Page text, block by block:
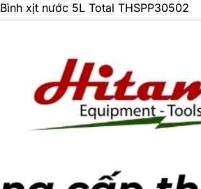
Bình xịt nước 5L Total THSPP30502